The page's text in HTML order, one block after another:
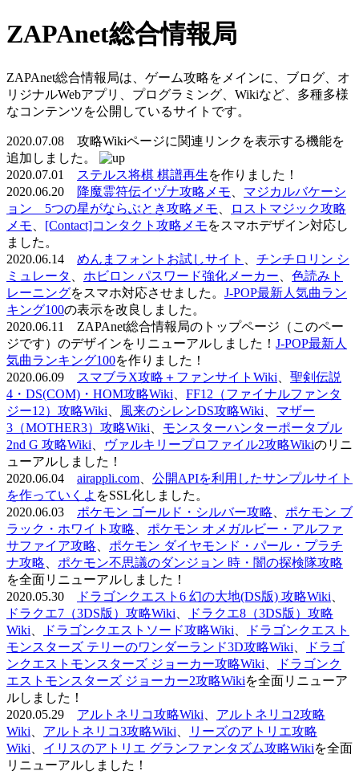
ZAPAnet総合情報局
ZAPAnet総合情報局は、ゲーム攻略をメインに、ブログ、オ
リジナルWebアプリ、プログラミング、Wikiなど、多種多様
なコンテンツを公開しているサイトです。
2020.07.08 攻略Wikiページに関連リンクを表示する機能を
追加しました。
2020.07.01
ステルス将棋 棋譜再生を作りました！
2020.06.20
降魔霊符伝イヅナ攻略メモ
マジカルバケーシ
ョン 5つの星がならぶとき攻略メモ
ロストマジック攻略
メモ
[Contact]コンタクト攻略メモをスマホデザイン対応し
ました。
2020.06.14 めんまフォントお試しサイト
チンチロリン シ
ミュレータ
ホビロン パスワード強化メーカー
色読みト
レーニングをスマホ対応させました。 J-POP最新人気曲ラン
キング100の表示を改良しました。
2020.06.11 ZAPAnet総合情報局のトップページ（このペー
ジです）のデザインをリニューアルしました！ J-POP最新人
気曲ランキング100を作りました！
2020.06.09
スマブラX攻略＋ファンサイトWiki
聖剣伝説
4・DS(COM)・HOM攻略Wiki
FF12（ファイナルファンタ
ジー12）攻略Wiki
風来のシレンDS攻略Wiki
マザー
3（MOTHER3）攻略Wiki
モンスターハンターポータブル
2nd G 攻略Wiki
ヴァルキリープロファイル2攻略Wikiのリニ
ューアルしました！
2020.06.04 airappli.com
公開APIを利用したサンプルサイト
を作っていくよ をSSL化しました。
2020.06.03 ポケモン ゴールド・シルバー攻略
ポケモン ブ
ラック・ホワイト攻略
ポケモン オメガルビー・アルファ
サファイア攻略
ポケモン ダイヤモンド・パール・プラチ
ナ攻略
ポケモン不思議のダンジョン 時・闇の探検隊攻略
を全面リニューアルしました！
2020.05.30
ドラゴンクエスト6 幻の大地(DS版) 攻略Wiki
ドラクエ7（3DS版）攻略Wiki
ドラクエ8（3DS版）攻略
Wiki
ドラゴンクエストソード攻略Wiki
ドラゴンクエスト
モンスターズ テリーのワンダーランド3D攻略Wiki
ドラゴ
ンクエストモンスターズ ジョーカー攻略Wiki
ドラゴンク
エストモンスターズ ジョーカー2攻略Wikiを全面リニューア
ルしました！
2020.05.29 アルトネリコ攻略Wiki
アルトネリコ2攻略
Wiki
アルトネリコ3攻略Wiki
リーズのアトリエ攻略
Wiki
イリスのアトリエ グランファンタズム攻略Wikiを全面
リニューアルしました！